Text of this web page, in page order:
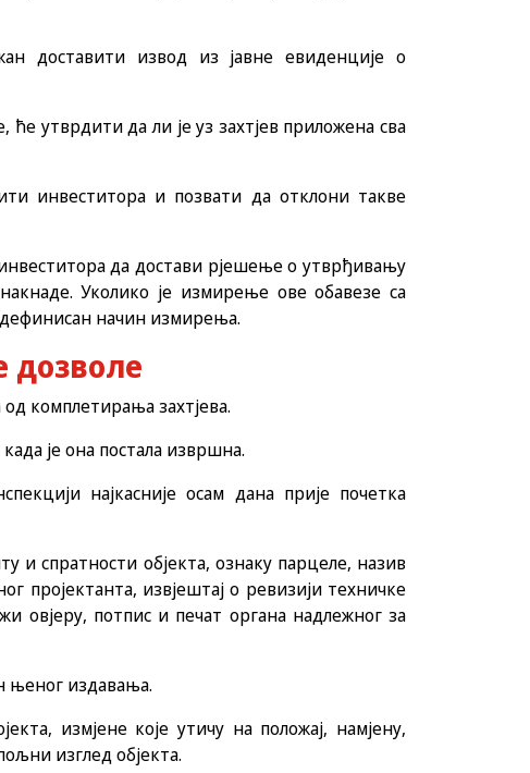
доставити извод из јавне евиденције о
утврдити да ли је уз захтјев приложена сва
инвеститора и позвати да отклони такве
да достави рјешење о утврђивању
Уколико је измирење ове обавезе са
дефинисан начин измирења.
дозволе
комплетирања захтјева.
је она постала извршна.
најкасније осам дана прије почетка
и спратности објекта, ознаку парцеле, назив
пројектанта, извјештај о ревизији техничке
овјеру, потпис и печат органа надлежног за
њеног издавања.
измјене које утичу на положај, намјену,
изглед објекта.